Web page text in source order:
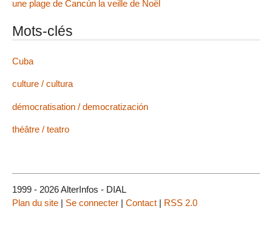
une plage de Cancún la veille de Noël
Mots-clés
Cuba
culture / cultura
démocratisation / democratización
théâtre / teatro
1999 - 2026 AlterInfos - DIAL
Plan du site | Se connecter | Contact | RSS 2.0